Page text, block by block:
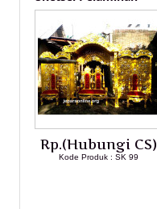
Rp.(Hubungi CS)
Kode Produk : SK 99